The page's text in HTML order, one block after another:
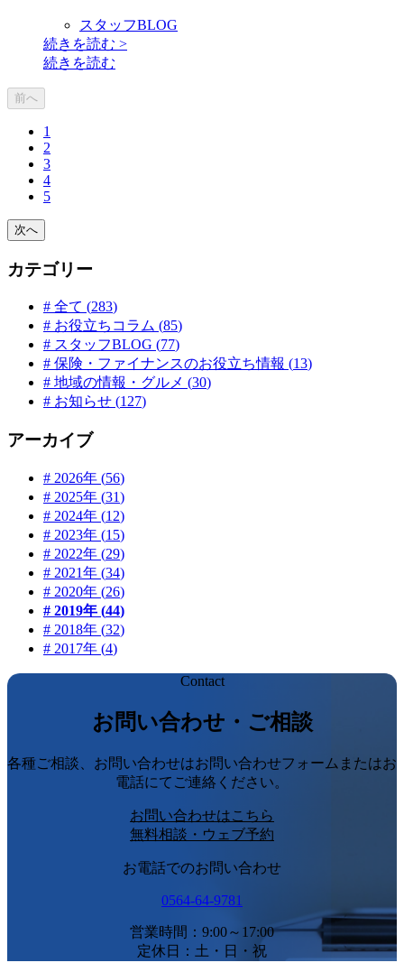
スタッフBLOG
続きを読む >
続きを読む
前へ
1
2
3
4
5
次へ
カテゴリー
# 全て (283)
# お役立ちコラム (85)
# スタッフBLOG (77)
# 保険・ファイナンスのお役立ち情報 (13)
# 地域の情報・グルメ (30)
# お知らせ (127)
アーカイブ
# 2026年 (56)
# 2025年 (31)
# 2024年 (12)
# 2023年 (15)
# 2022年 (29)
# 2021年 (34)
# 2020年 (26)
# 2019年 (44)
# 2018年 (32)
# 2017年 (4)
Contact
お問い合わせ・ご相談
各種ご相談、お問い合わせはお問い合わせフォームまたはお
電話にてご連絡ください。
お問い合わせはこちら
無料相談・ウェブ予約
お電話でのお問い合わせ
0564-64-9781
営業時間：9:00～17:00
定休日：土・日・祝